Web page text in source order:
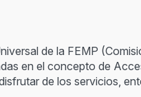
de la FEMP
en el concepto de
de los servicios,